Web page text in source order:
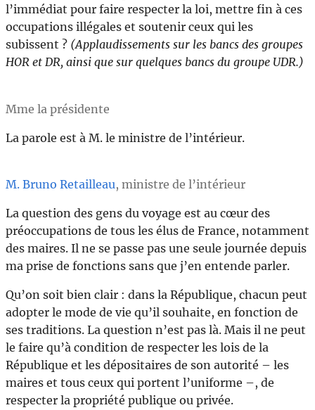
l’immédiat pour faire respecter la loi, mettre fin à ces
occupations illégales et soutenir ceux qui les
subissent ? (Applaudissements sur les bancs des groupes
HOR et DR, ainsi que sur quelques bancs du groupe UDR.)
Mme la présidente
La parole est à M. le ministre de l’intérieur.
M. Bruno Retailleau, ministre de l’intérieur
La question des gens du voyage est au cœur des
préoccupations de tous les élus de France, notamment
des maires. Il ne se passe pas une seule journée depuis
ma prise de fonctions sans que j’en entende parler.
Qu’on soit bien clair : dans la République, chacun peut
adopter le mode de vie qu’il souhaite, en fonction de
ses traditions. La question n’est pas là. Mais il ne peut
le faire qu’à condition de respecter les lois de la
République et les dépositaires de son autorité – les
maires et tous ceux qui portent l’uniforme –, de
respecter la propriété publique ou privée.